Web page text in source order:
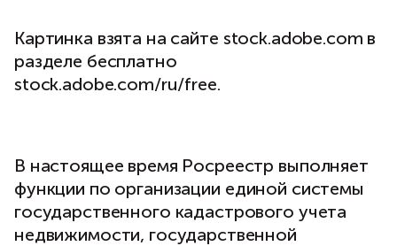
Картинка взята на сайте stock.adobe.com в
разделе бесплатно
stock.adobe.com/ru/free.
В настоящее время Росреестр выполняет
функции по организации единой системы
государственного кадастрового учета
недвижимости, государственной